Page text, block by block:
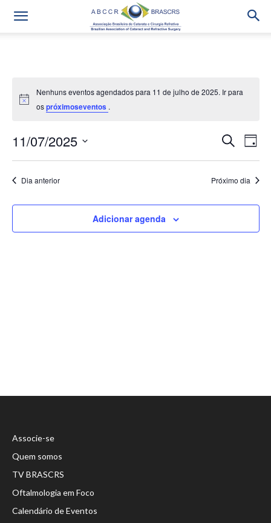
Nenhuns eventos agendados para 11 de julho de 2025. Ir para
ospróximoseventos .
e
de
visuais
Procurar
eventosdo
Dia
11/07/2025
data.Dia anterior Próximo dia
Adicionar agenda
Associe-se
Quem somos
TV BRASCRS
Oftalmologia em Foco
Calendário de Eventos